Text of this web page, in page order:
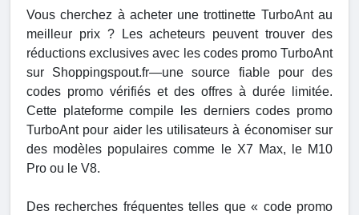
Vous cherchez à acheter une trottinette TurboAnt au
meilleur prix ? Les acheteurs peuvent trouver des
réductions exclusives avec les codes promo TurboAnt
sur Shoppingspout.fr—une source fiable pour des
codes promo vérifiés et des offres à durée limitée.
Cette plateforme compile les derniers codes promo
TurboAnt pour aider les utilisateurs à économiser sur
des modèles populaires comme le X7 Max, le M10
Pro ou le V8.
Des recherches fréquentes telles que « code promo